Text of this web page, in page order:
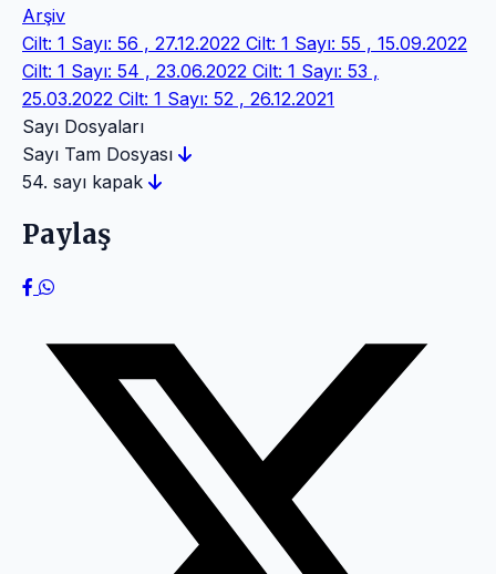
Arşiv
Cilt: 1 Sayı: 56 , 27.12.2022 Cilt: 1 Sayı: 55 , 15.09.2022
Cilt: 1 Sayı: 54 , 23.06.2022 Cilt: 1 Sayı: 53 ,
25.03.2022 Cilt: 1 Sayı: 52 , 26.12.2021
Sayı Dosyaları
Sayı Tam Dosyası
54. sayı kapak
Paylaş